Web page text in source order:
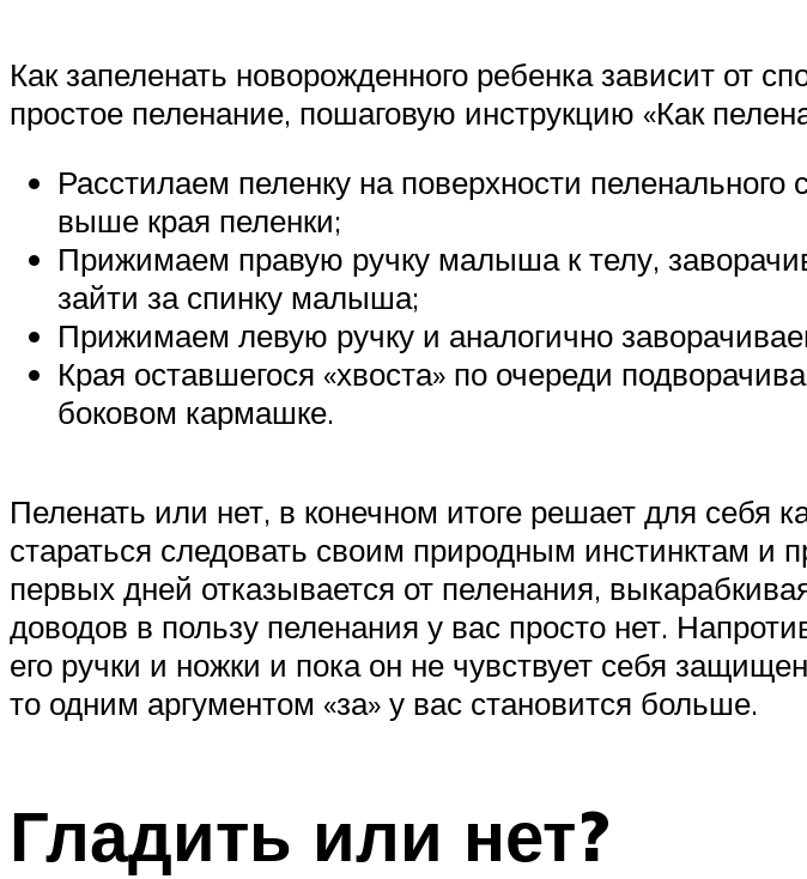
Как запеленать новорожденного ребенка зависит от
простое пеленание, пошаговую инструкцию «Как
Расстилаем пеленку на поверхности
выше края пеленки;
Прижимаем правую ручку малыша к телу,
зайти за спинку малыша;
Прижимаем левую ручку и аналогично
Края оставшегося «хвоста» по очереди
боковом кармашке.
Пеленать или нет, в конечном итоге решает для себя
стараться следовать своим природным инстинктам
первых дней отказывается от пеленания,
доводов в пользу пеленания у вас просто нет.
его ручки и ножки и пока он не чувствует себя
то одним аргументом «за» у вас становится больше.
Гладить или нет?